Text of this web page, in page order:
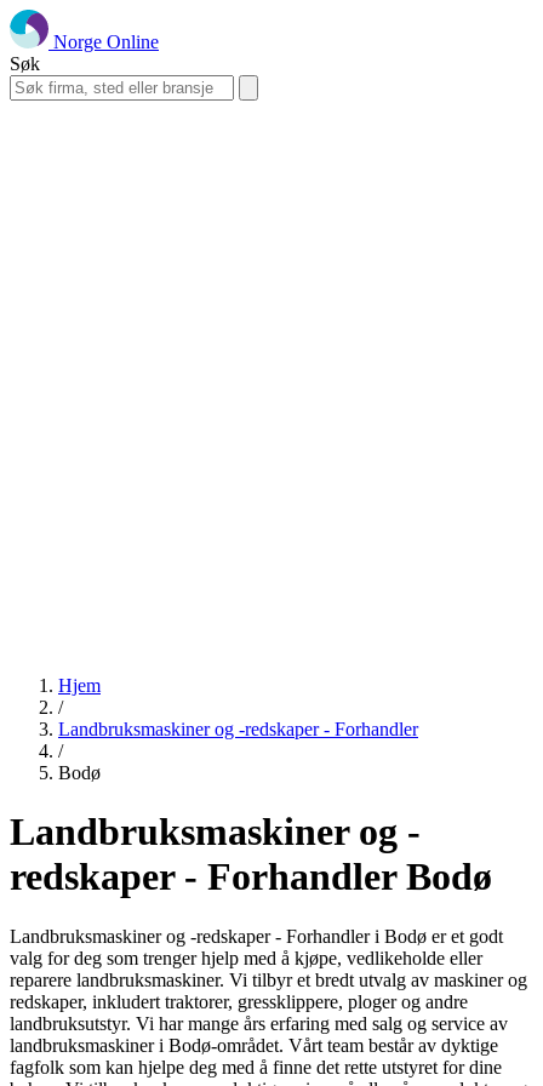
Norge Online
Søk
Hjem
/
Landbruksmaskiner og -redskaper - Forhandler
/
Bodø
Landbruksmaskiner og -
redskaper - Forhandler Bodø
Landbruksmaskiner og -redskaper - Forhandler i Bodø er et godt
valg for deg som trenger hjelp med å kjøpe, vedlikeholde eller
reparere landbruksmaskiner. Vi tilbyr et bredt utvalg av maskiner og
redskaper, inkludert traktorer, gressklippere, ploger og andre
landbruksutstyr. Vi har mange års erfaring med salg og service av
landbruksmaskiner i Bodø-området. Vårt team består av dyktige
fagfolk som kan hjelpe deg med å finne det rette utstyret for dine